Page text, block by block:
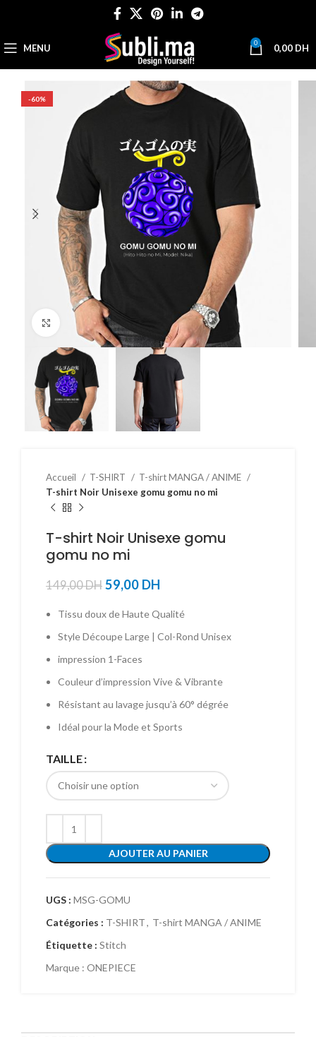
MENU 0 0,00 DH
-60%
Click to enlarge
Accueil T-SHIRT
T-shirt MANGA / ANIME
T-shirt Noir Unisexe gomu gomu no mi
T-shirt Noir Unisexe gomu
gomu no mi
149,00DH 59,00 DH
Tissu doux de Haute Qualité
Style Découpe Large | Col-Rond Unisex
impression 1-Faces
Couleur d’impression Vive & Vibrante
Résistant au lavage jusqu’à 60° dégrée
Idéal pour la Mode et Sports
TAILLE
AJOUTER AU PANIER
UGS : MSG-GOMU
Catégories : T-SHIRT, T-shirt MANGA / ANIME
Étiquette : Stitch
Marque : ONEPIECE